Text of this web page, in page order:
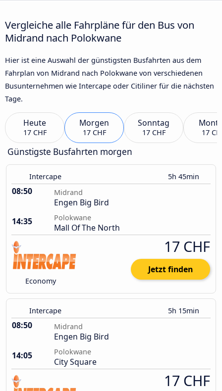
Vergleiche alle Fahrpläne für den Bus von
Midrand nach Polokwane
Hier ist eine Auswahl der günstigsten Busfahrten aus dem
Fahrplan von Midrand nach Polokwane von verschiedenen
Busunternehmen wie Intercape oder Citiliner für die nächsten
Tage.
Heute
17 CHF
Morgen
17 CHF
Sonntag
17 CHF 17
Günstigste Busfahrten morgen
Intercape 5h 45min
08:50 Midrand
Engen Big Bird
14:35
Polokwane
Mall Of The North
Economy
17 CHF
Jetzt finden
Intercape 5h 15min
08:50 Midrand
Engen Big Bird
14:05
Polokwane
City Square
17 CHF